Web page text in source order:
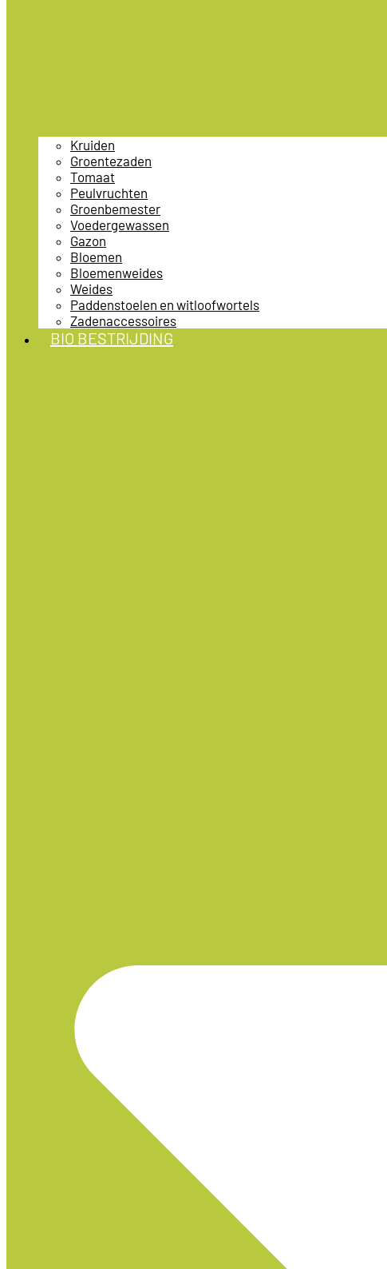
Kruiden
Groentezaden
Tomaat
Peulvruchten
Groenbemester
Voedergewassen
Gazon
Bloemen
Bloemenweides
Weides
Paddenstoelen en witloofwortels
Zadenaccessoires
BIO BESTRIJDING